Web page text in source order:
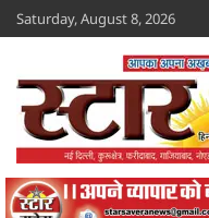
Skip
to
Saturday, August 8, 2026
Star Savera
www.starsavera.com